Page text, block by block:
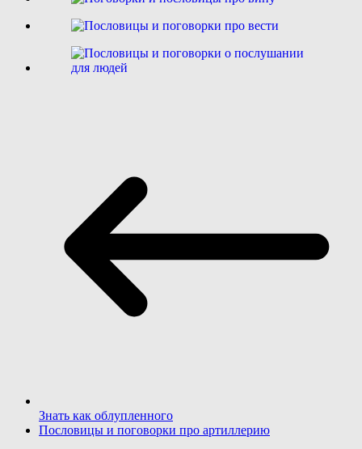
Знать как облупленного
Пословицы и поговорки про артиллерию